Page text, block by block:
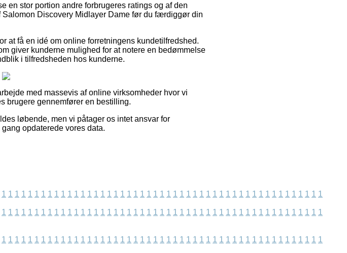
en stor portion andre forbrugeres ratings og af den
Discovery Midlayer Dame før du færdiggør din
at få en idé om online forretningens kundetilfredshed.
giver kunderne mulighed for at notere en bedømmelse
i tilfredsheden hos kunderne.
med massevis af online virksomheder hvor vi
brugere gennemfører en bestilling.
løbende, men vi påtager os intet ansvar for
opdaterede vores data.
1 1 1 1 1 1 1 1 1 1 1 1 1 1 1 1 1 1 1 1 1 1 1 1 1 1 1 1 1 1 1 1 1 1 1 1 1 1 1 1 1 1 1 1 1 1 1 1 1
1 1 1 1 1 1 1 1 1 1 1 1 1 1 1 1 1 1 1 1 1 1 1 1 1 1 1 1 1 1 1 1 1 1 1 1 1 1 1 1 1 1 1 1 1 1 1 1 1
1 1 1 1 1 1 1 1 1 1 1 1 1 1 1 1 1 1 1 1 1 1 1 1 1 1 1 1 1 1 1 1 1 1 1 1 1 1 1 1 1 1 1 1 1 1 1 1 1